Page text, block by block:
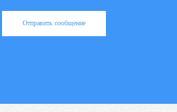
Отправить сообщение